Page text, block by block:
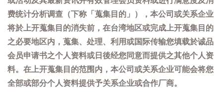
费统计分析调查（下称「蒐集目的」），本公司或关系企业
将於上开蒐集目的消失前，在台湾地区或完成上开蒐集目的
之必要地区内，蒐集、处理、利用或国际传输您填载於诚品
会员申请书之个人资料或日後经您同意而提供之其他个人资
料。在上开蒐集目的范围内，本公司或关系企业可能会将您
全部或部分个人资料提供予关系企业或合作厂商。